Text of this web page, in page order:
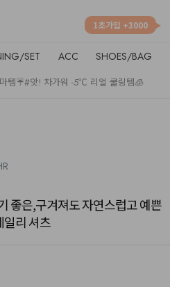
1초가입 +3000
SET ACC SHOES/BAG
템☔#앗! 차가워 -5℃ 리얼 쿨링템🧊
좋은,구겨져도 자연스럽고 예쁜
일리 셔츠